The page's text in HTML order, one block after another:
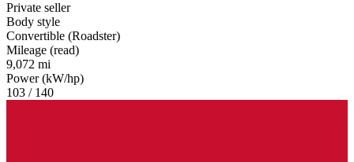
Private seller
Body style
Convertible (Roadster)
Mileage (read)
9,072 mi
Power (kW/hp)
103 / 140